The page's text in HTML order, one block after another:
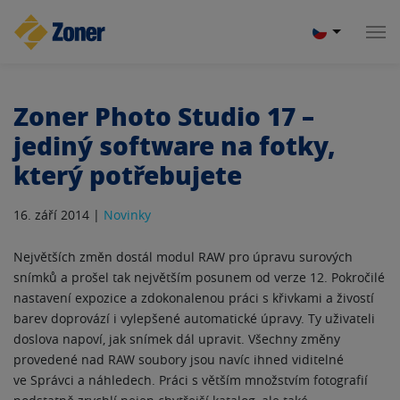
Zoner Photo Studio 17 –
jediný software na fotky,
který potřebujete
16. září 2014 | Novinky
Největších změn dostál modul RAW pro úpravu surových
snímků a prošel tak největším posunem od verze 12. Pokročilé
nastavení expozice a zdokonalenou práci s křivkami a živostí
barev doprovází i vylepšené automatické úpravy. Ty uživateli
doslova napoví, jak snímek dál upravit. Všechny změny
provedené nad RAW soubory jsou navíc ihned viditelné
ve Správci a náhledech. Práci s větším množstvím fotografií